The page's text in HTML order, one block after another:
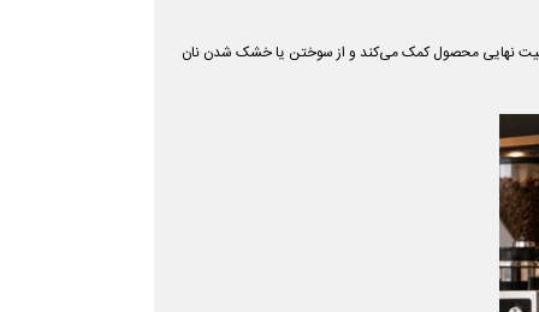
نهایی محصول کمک می‌کند و از سوختن یا خشک شدن نان